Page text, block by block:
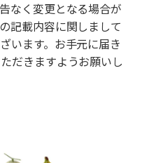
なく変更となる場合が
記載内容に関しまして
います。お手元に届き
だきますようお願いし